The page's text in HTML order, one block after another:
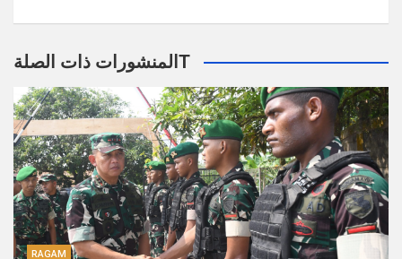
المنشورات ذات الصلةT
RAGAM